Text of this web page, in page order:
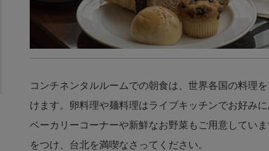
コンチネンタルルームでの朝食は、世界各国の料理
けます。卵料理や麺料理はライブキッチンでお好み
ベーカリーコーナーや新鮮なお野菜もご用意してい
をつけ、台北を満喫なさってください。